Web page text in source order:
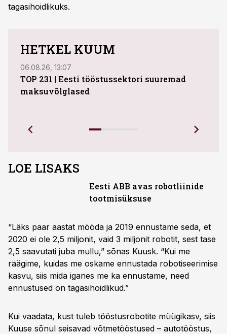
tagasihoidlikuks.
HETKEL KUUM
06.08.26, 13:07
TOP 231 | Eesti tööstussektori suuremad
maksuvõlglased
LOE LISAKS
Eesti ABB avas robotliinide
tootmisüksuse
“Läks paar aastat mööda ja 2019 ennustame seda, et
2020 ei ole 2,5 miljonit, vaid 3 miljonit robotit, sest tase
2,5 saavutati juba mullu,” sõnas Kuusk. “Kui me
räägime, kuidas me oskame ennustada robotiseerimise
kasvu, siis mida iganes me ka ennustame, need
ennustused on tagasihoidlikud.”
Kui vaadata, kust tuleb tööstusrobotite müügikasv, siis
Kuuse sõnul seisavad võtmetööstused – autotööstus,